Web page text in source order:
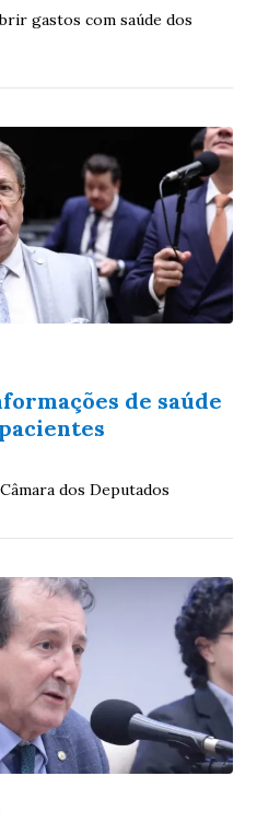
gastos com saúde dos
de saúde
dos Deputados